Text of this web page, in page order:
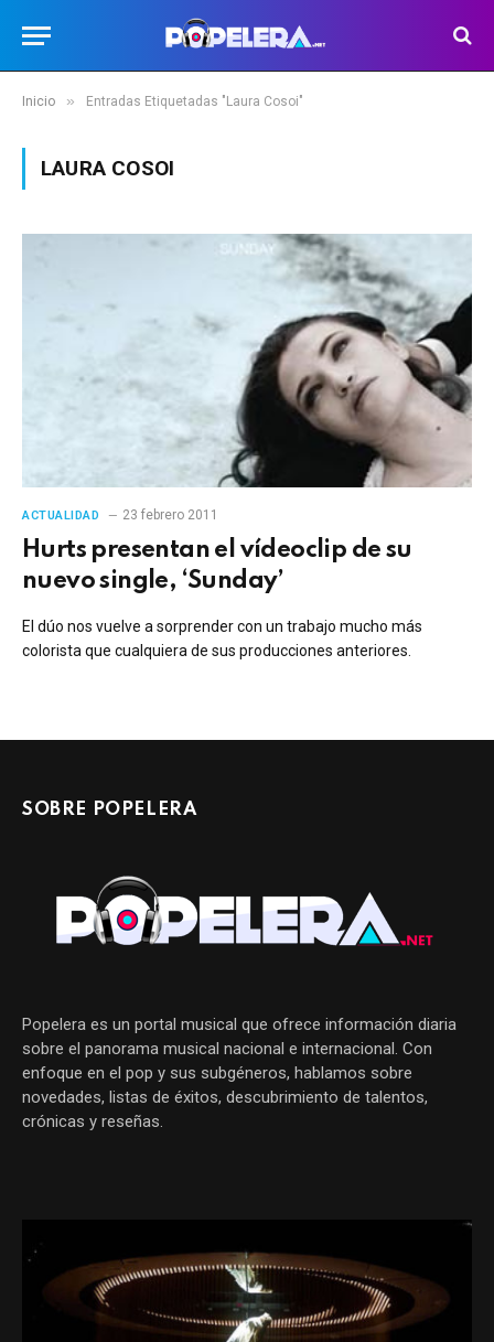
Inicio » Entradas Etiquetadas "Laura Cosoi"
LAURA COSOI
ACTUALIDAD 23 febrero 2011
Hurts presentan el vídeoclip de su
nuevo single, ‘Sunday’
El dúo nos vuelve a sorprender con un trabajo mucho más
colorista que cualquiera de sus producciones anteriores.
SOBRE POPELERA
Popelera es un portal musical que ofrece información diaria
sobre el panorama musical nacional e internacional. Con
enfoque en el pop y sus subgéneros, hablamos sobre
novedades, listas de éxitos, descubrimiento de talentos,
crónicas y reseñas.